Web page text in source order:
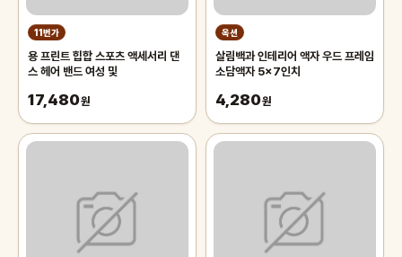
11번가
용 프린트 힙합 스포츠 액세서리 댄
스 헤어 밴드 여성 및
17,480원
옥션
살림백과 인테리어 액자 우드 프레임
소담액자 5x7인치
4,280원